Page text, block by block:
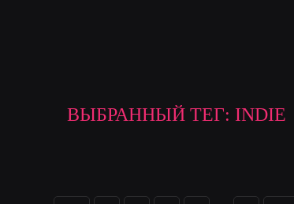
ВЫБРАННЫЙ ТЕГ: INDIE